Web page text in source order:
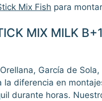
Mix Fish para
MIX MILK
García de
diferencia en
durante horas.